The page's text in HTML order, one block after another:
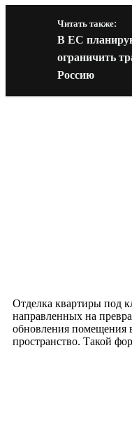
Читать также:
В ЕС
ограничить
Россию
Отделка квартиры под
направленных на
обновления помещения
пространство. Такой
логотипом: